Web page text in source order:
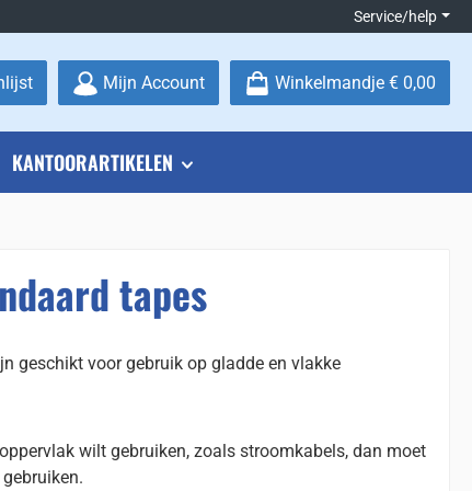
Service/help
Je hebt 0 items op je verlanglijstje
Mijn Account Winkelmandje € 0,00
KANTOORARTIKELEN
tapes
geschikt voor gebruik op gladde en vlakke
wilt gebruiken, zoals stroomkabels, dan moet
gebruiken.